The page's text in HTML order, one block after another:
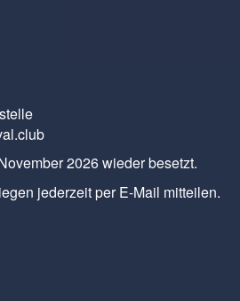
2026 wieder besetzt.
jederzeit per E-Mail mitteilen.